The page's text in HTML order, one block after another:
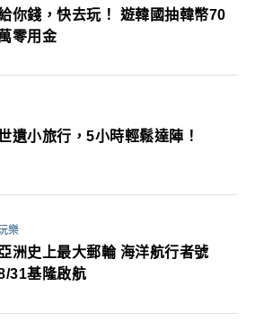
你錢，快去玩！ 遊韓國抽韓幣70
零用金
遺小旅行，5小時輕鬆達陣！
樂
亞洲史上最大郵輪 海洋航行者號
31基隆啟航